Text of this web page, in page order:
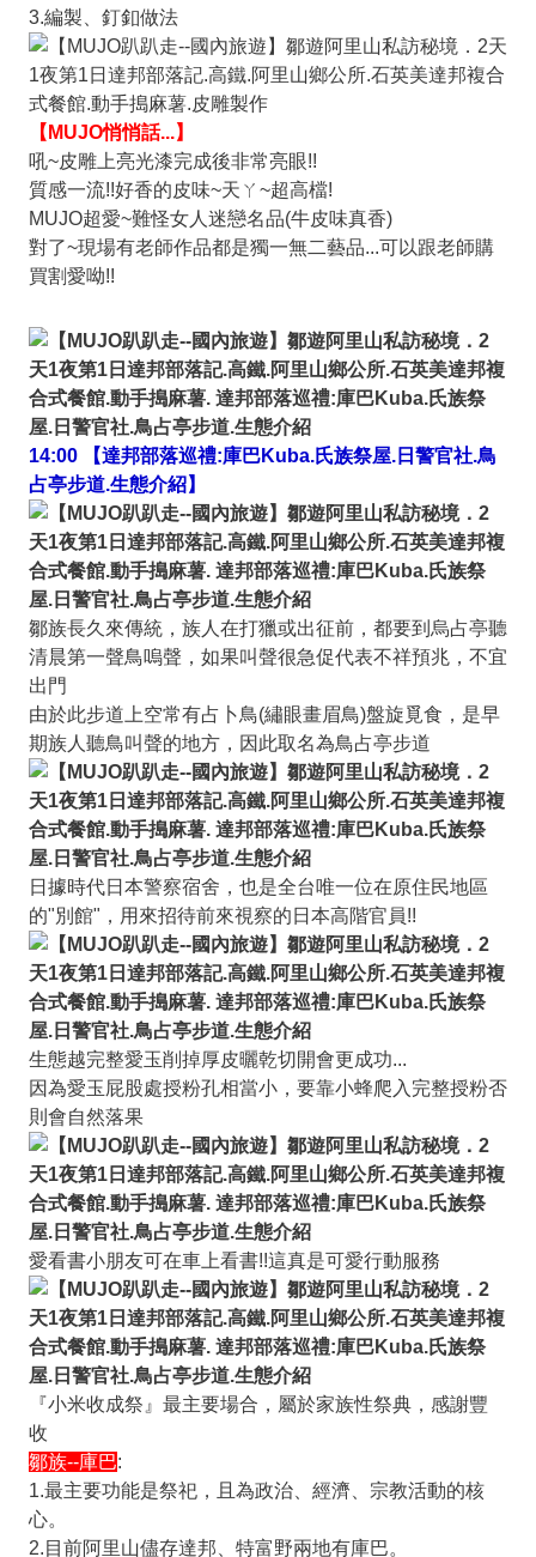
3.編製、釘釦做法
【MUJO悄悄話...】
吼~皮雕上亮光漆完成後非常亮眼!!
質感一流!!好香的皮味~天ㄚ~超高檔!
MUJO超愛~難怪女人迷戀名品(牛皮味真香)
對了~現場有老師作品都是獨一無二藝品...可以跟老師購
買割愛呦!!
14:00 【達邦部落巡禮:庫巴Kuba.氏族祭屋.日警官社.鳥
占亭步道.生態介紹】
鄒族長久來傳統，族人在打獵或出征前，都要到烏占亭聽
清晨第一聲鳥嗚聲，如果叫聲很急促代表不祥預兆，不宜
出門
由於此步道上空常有占卜鳥(繡眼畫眉鳥)盤旋覓食，是早
期族人聽鳥叫聲的地方，因此取名為鳥占亭步道
日據時代日本警察宿舍，也是全台唯一位在原住民地區
的"別館"，用來招待前來視察的日本高階官員!!
生態越完整愛玉削掉厚皮曬乾切開會更成功...
因為愛玉屁股處授粉孔相當小，要靠小蜂爬入完整授粉否
則會自然落果
愛看書小朋友可在車上看書!!這真是可愛行動服務
『小米收成祭』最主要場合，屬於家族性祭典，感謝豐
收
鄒族--庫巴:
1.最主要功能是祭祀，且為政治、經濟、宗教活動的核
心。
2.目前阿里山儘存達邦、特富野兩地有庫巴。